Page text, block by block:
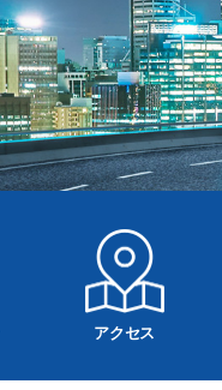
アクセス